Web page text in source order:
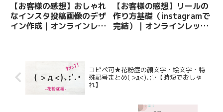
【お客様の感想】おしゃれ
なインスタ投稿画像のデザ
イン作成｜オンラインレッ
【お客様の感想】リールの
作り方基礎（instagramで
完結）｜オンラインレッス
コピペ可★花粉症の顔文字・絵文字・特
殊記号まとめ( >д<)､;'.･【時短でおしゃ
れ】